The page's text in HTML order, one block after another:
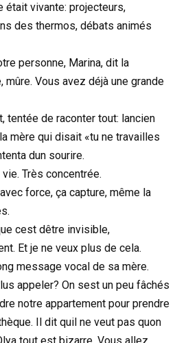
était vivante: projecteurs,
des thermos, débats animés
personne, Marina, dit la
mûre. Vous avez déjà une grande
tentée de raconter tout: lancien
mère qui disait «tu ne travailles
dun sourire.
Très concentrée.
force, ça capture, même la
cest dêtre invisible,
Et je ne veux plus de cela.
message vocal de sa mère.
appeler? On sest un peu fâchés
notre appartement pour prendre
Il dit quil ne veut pas quon